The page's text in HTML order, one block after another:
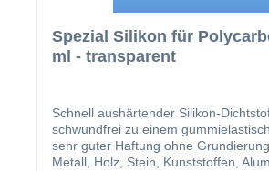
Spezial Silikon für
ml - transparent
Schnell aushärtender Silikon-
schwundfrei zu einem
sehr guter Haftung ohne
Metall, Holz, Stein, Kunststoffen,